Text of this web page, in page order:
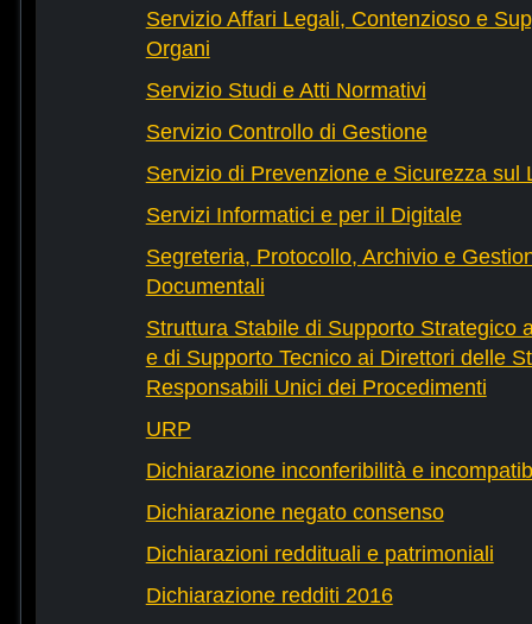
Servizio Affari Legali, Contenzioso e
Organi
Servizio Studi e Atti Normativi
Servizio Controllo di Gestione
Servizio di Prevenzione e Sicurezza sul
Servizi Informatici e per il Digitale
Segreteria, Protocollo, Archivio e
Documentali
Struttura Stabile di Supporto Strategico
e di Supporto Tecnico ai Direttori delle
Responsabili Unici dei Procedimenti
URP
Dichiarazione inconferibilità e
Dichiarazione negato consenso
Dichiarazioni reddituali e patrimoniali
Dichiarazione redditi 2016